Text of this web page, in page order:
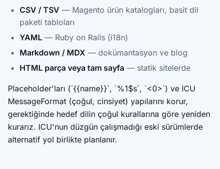
CSV / TSV — Magento ürün katalogları, basit dil
paketi tabloları
YAML — Ruby on Rails (i18n)
Markdown / MDX — dokümantasyon ve blog
HTML parça veya tam sayfa — statik sitelerde
Placeholder'ları (`{{name}}`, `%1$s`, `<0>`) ve ICU
MessageFormat (çoğul, cinsiyet) yapılarını korur,
gerektiğinde hedef dilin çoğul kurallarına göre yeniden
kurarız. ICU'nun düzgün çalışmadığı eski sürümlerde
alternatif yol birlikte planlanır.